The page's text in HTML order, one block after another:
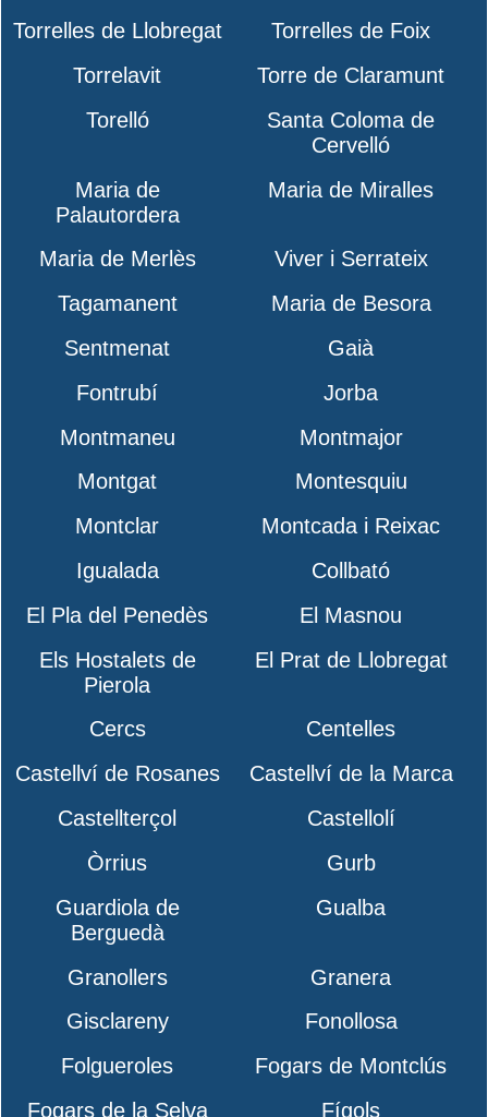
Torrelles de Llobregat
Torrelles de Foix
Torrelavit
Torre de Claramunt
Torelló
Santa Coloma de
Cervelló
Maria de
Palautordera
Maria de Miralles
Maria de Merlès
Viver i Serrateix
Tagamanent
Maria de Besora
Sentmenat
Gaià
Fontrubí
Jorba
Montmaneu
Montmajor
Montgat
Montesquiu
Montclar
Montcada i Reixac
Igualada
Collbató
El Pla del Penedès
El Masnou
Els Hostalets de
Pierola
El Prat de Llobregat
Cercs
Centelles
Castellví de Rosanes
Castellví de la Marca
Castellterçol
Castellolí
Òrrius
Gurb
Guardiola de
Berguedà
Gualba
Granollers
Granera
Gisclareny
Fonollosa
Folgueroles
Fogars de Montclús
Fogars de la Selva
Fígols